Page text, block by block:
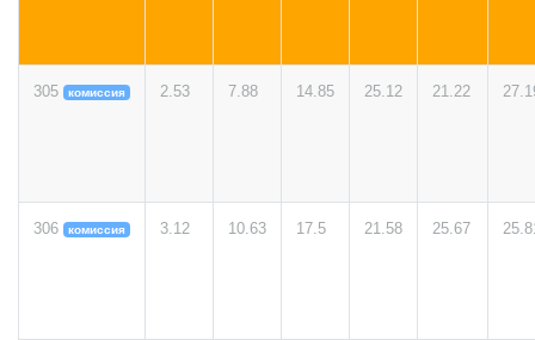
305 комиссия 2.53 7.88 14.85 25.12 21.22
306 комиссия 3.12 10.63 17.5 21.58 25.67